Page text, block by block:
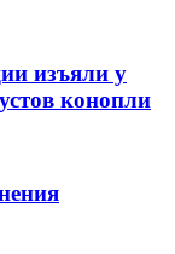
изъяли у
конопли